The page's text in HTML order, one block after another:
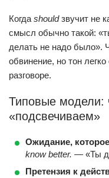
Когдаshouldзвучит не
смысл обычно такой:
делать не надо было».
обвинение, но тон
разговоре.
Типовые модели:
«подсвечиваем»
Ожидание,
know better. — «Ты
Претензия к